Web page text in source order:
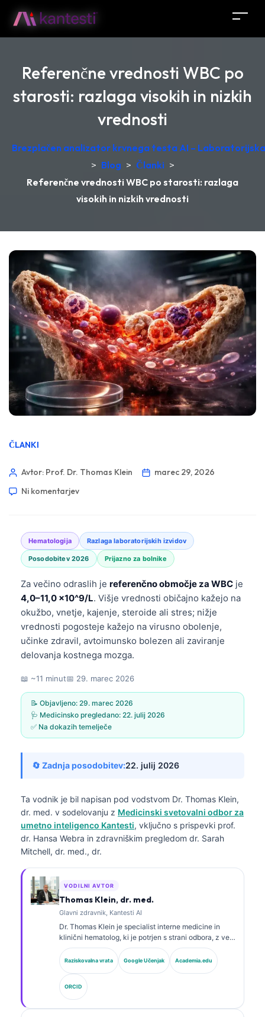
Referenčne vrednosti WBC po
starosti: razlaga visokih in nizkih
vrednosti
Brezplačen analizator krvnega testa AI –
> Blog > Članki >
Referenčne vrednosti WBC po starosti: razlaga
visokih in nizkih vrednosti
ČLANKI
Avtor: Prof. Dr. Thomas Klein
marec 29, 2026
Ni komentarjev
Hematologija Razlaga laboratorijskih izvidov
Posodobitev 2026 Prijazno za bolnike
Za večino odraslih je referenčno območje za WBC je
4,0–11,0 ×10^9/L. Višje vrednosti običajno kažejo na
okužbo, vnetje, kajenje, steroide ali stres; nižje
vrednosti pogosteje kažejo na virusno obolenje,
učinke zdravil, avtoimunsko bolezen ali zaviranje
delovanja kostnega mozga.
📖 ~11 minut📅 29. marec 2026
📝 Objavljeno: 29. marec 2026
🩺 Medicinsko pregledano: 22. julij 2026
✅ Na dokazih temelječe
🔄 Zadnja posodobitev:22. julij 2026
Ta vodnik je bil napisan pod vodstvom Dr. Thomas Klein,
dr. med. v sodelovanju z Medicinski svetovalni odbor za
umetno inteligenco Kantesti, vključno s prispevki prof.
dr. Hansa Webra in zdravniškim pregledom dr. Sarah
Mitchell, dr. med., dr.
VODILNI AVTOR
Thomas Klein, dr. med.
Glavni zdravnik, Kantesti AI
Dr. Thomas Klein je specialist interne medicine in
klinični hematolog, ki je potrjen s strani odbora, z več
kot 15 leti izkušenj na področju laboratorijske
medicine in z analizo kliničnih podatkov s pomočjo
umetne inteligence. Kot glavni medicinski direktor pri
Kantesti AI zagotavlja klinični nadzor nad medicinsko
točnostjo lastniškega nevronskega omrežja. Dr. Klein
je obsežno objavljal na področju interpretacije
biomarkerjev in laboratorijske diagnostike na temo
Raziskovalna vrata Google Učenjak Academia.edu
ORCID